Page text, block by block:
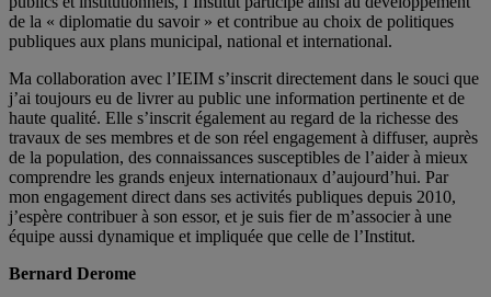
de la « diplomatie du savoir » et contribue au choix de politiques
publiques aux plans municipal, national et international.
Ma collaboration avec l’IEIM s’inscrit directement dans le souci que
j’ai toujours eu de livrer au public une information pertinente et de
haute qualité. Elle s’inscrit également au regard de la richesse des
travaux de ses membres et de son réel engagement à diffuser, auprès
de la population, des connaissances susceptibles de l’aider à mieux
comprendre les grands enjeux internationaux d’aujourd’hui. Par
mon engagement direct dans ses activités publiques depuis 2010,
j’espère contribuer à son essor, et je suis fier de m’associer à une
équipe aussi dynamique et impliquée que celle de l’Institut.
Bernard Derome